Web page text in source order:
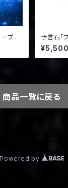
プ特
予言石「
¥5,500
商品一覧に戻る
Powered by